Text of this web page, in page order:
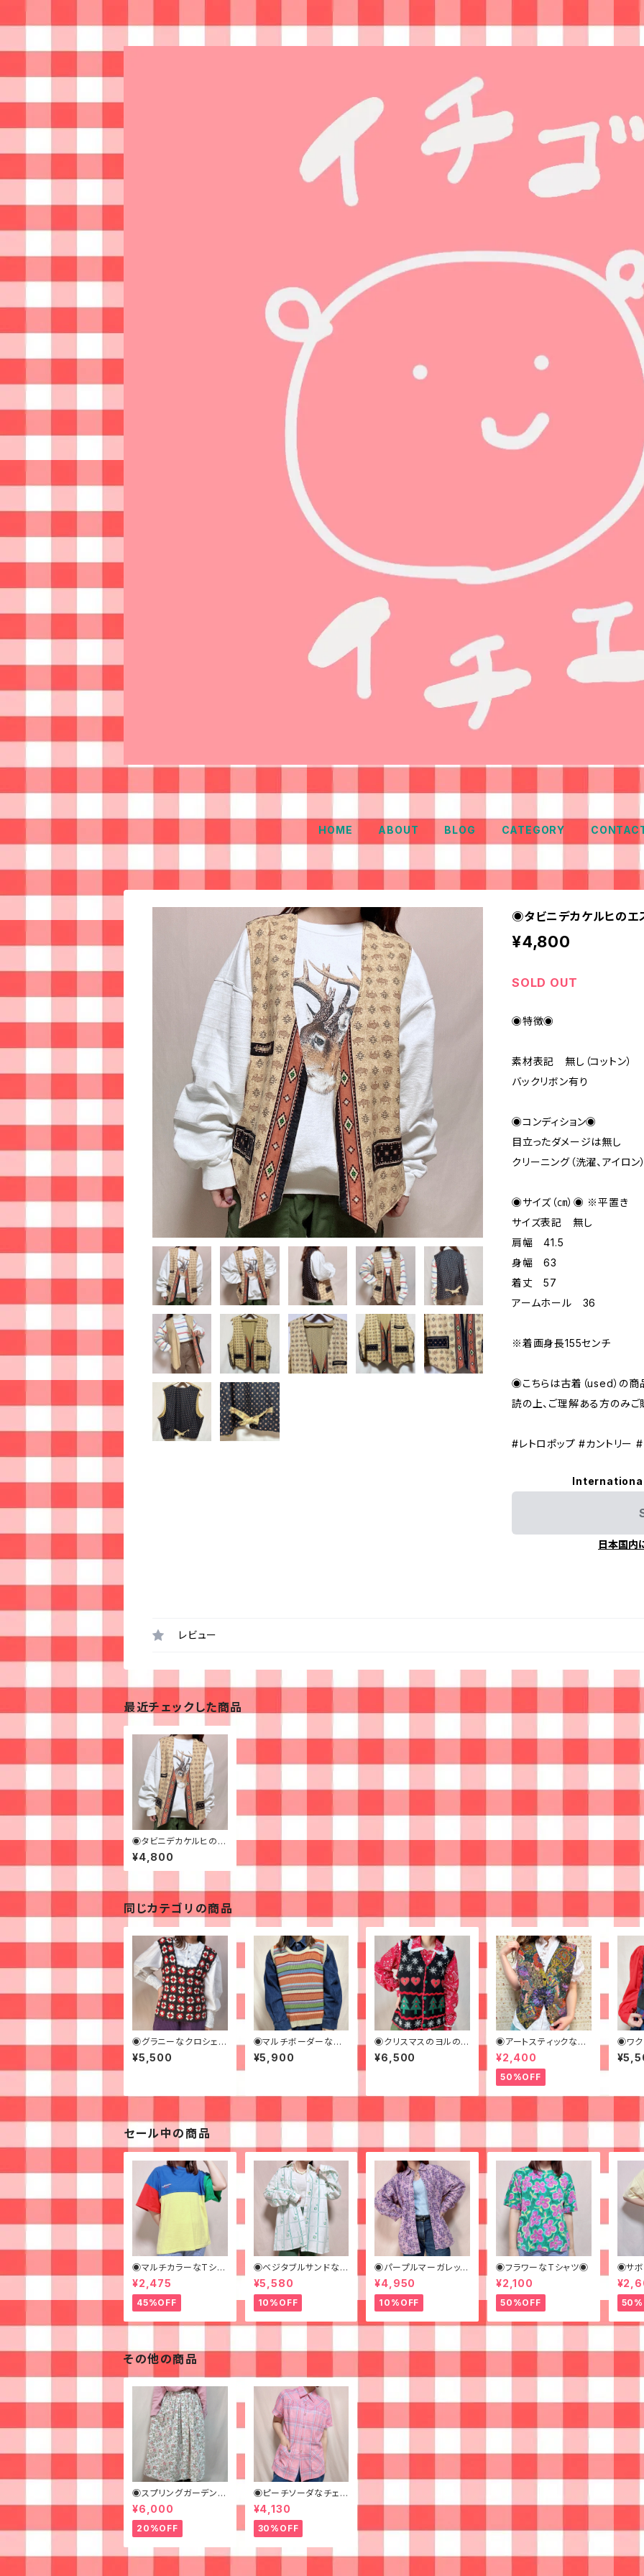
HOME ABOUT BLOG CATEGORY
◉タビニデカケルヒのエ
¥4,800
SOLD OUT
◉特徴◉
素材表記 無し（コットン）
バックリボン有り
◉コンディション◉
目立ったダメージは無し
クリーニング（洗濯、アイロン
◉サイズ（㎝）◉ ※平置き
サイズ表記 無し
肩幅 41.5
身幅 63
着丈 57
アームホール 36
※着画身長155センチ
◉こちらは古着（used）の商
読の上、ご理解ある方のみご
#レトロポップ #カントリー
日本国内
レビュー
最近チェックした商品
◉タビニデカケルヒのエ
スニックガラベスト◉古
着
¥4,800
同じカテゴリの商品
◉グラニーなクロシェビ
スチェ◉古着
¥5,500
◉マルチボーダーなニ
ットベスト◉古着
¥5,900
◉クリスマスのヨルのシ
シュウベスト◉古着
¥6,500
◉アートスティックなス
パンコールベスト◉ 古
着 ビーズ
¥2,400
50%OFF
◉ワク
チェ
セール中の商品
◉マルチカラーなTシャ
ツ◉
¥2,475
45%OFF
◉ベジタブルサンドなビ
ッグシャツ◉ 古着 柄シ
ャツ 70s 緑 幾何学模
様
¥5,580
10%OFF
◉パープルマーガレット
なシャツ◉ 古着 花柄
紫
¥4,950
10%OFF
◉フラワーなTシャツ◉
¥2,100
50%OFF
◉サ
その他の商品
◉スプリングガーデンな
ロングスカート◉ 古着
花柄 クリーム ピンク 春
¥6,000
20%OFF
◉ピーチソーダなチェッ
クピンクシャツ◉古
着 半袖シャツ
¥4,130
30%OFF